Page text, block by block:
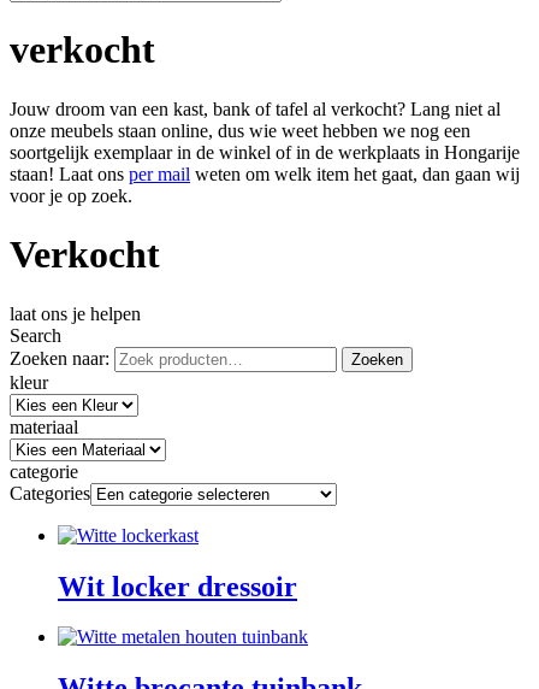
verkocht
Jouw droom van een kast, bank of tafel al verkocht? Lang niet al
onze meubels staan online, dus wie weet hebben we nog een
soortgelijk exemplaar in de winkel of in de werkplaats in Hongarije
staan! Laat ons per mail weten om welk item het gaat, dan gaan wij
voor je op zoek.
Verkocht
laat ons je helpen
Search
Zoeken naar:
Zoeken
kleur
materiaal
categorie
Categories
Wit locker dressoir